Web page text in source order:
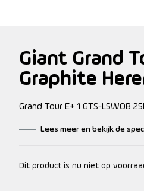
Giant Grand
Graphite
Grand Tour E+ 1 GTS-L5WOB
Lees meer en bekijk de
Dit product is nu niet op